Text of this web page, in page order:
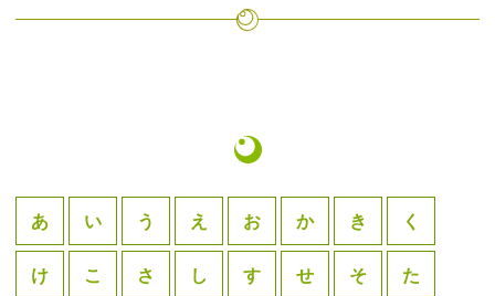
あ い う え お か き く
け こ さ し す せ そ た